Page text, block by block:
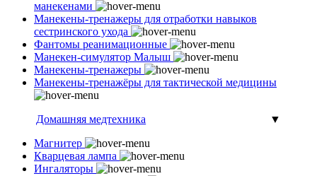
манекенами
Манекены-тренажеры для отработки навыков
сестринского ухода
Фантомы реанимационные
Манекен-симулятор Малыш
Манекены-тренажеры
Манекены-тренажёры для тактической медицины
Домашняя медтехника
▼
Магнитер
Кварцевая лампа
Ингаляторы